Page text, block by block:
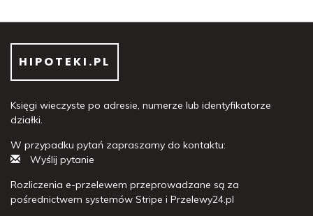
HIPOTEKI.PL
Księgi wieczyste po adresie, numerze lub identyfikatorze
działki.
W przypadku pytań zapraszamy do kontaktu:
Wyślij pytanie
Rozliczenia e-przelewem przeprowadzane są za
pośrednictwem systemów Stripe i Przelewy24.pl